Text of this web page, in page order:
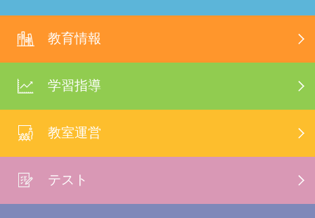
教育情報
学習指導
教室運営
テスト